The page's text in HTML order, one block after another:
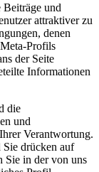
Beiträge und
attraktiver zu
denen
Profils
der Seite
Informationen
die
und
Verantwortung.
Sie drücken auf
Sie in der von uns